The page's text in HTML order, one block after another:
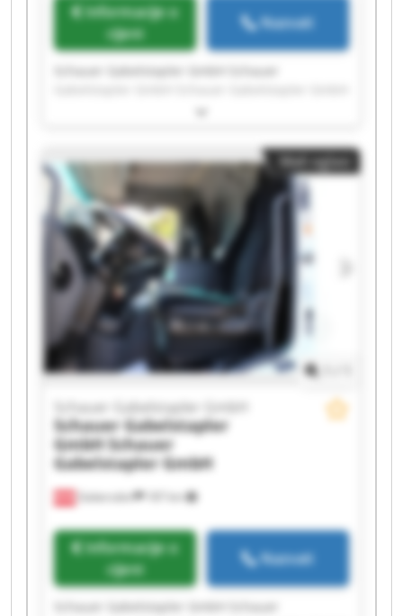
Informacije o
cijeni
Nazvati
Schauer Gabelstapler GmbH Schauer
Schauer Gabelstapler GmbH Schauer
Schauer Gabelstapler GmbH Schauer
Gabelstapler GmbH Schauer Gabelstapler GmbH
Schauer Gabelstapler GmbH Schauer
Gabelstapler GmbH Schauer Gabelstapler GmbH
Schauer Gabelstapler GmbH Schauer
Gabelstapler GmbH Schauer Gabelstapler GmbH
Schauer Gabelstapler GmbH Schauer
Gabelstapler GmbH Schauer Gabelstapler GmbH
Schauer Gabelstapler GmbH Schauer
Gabelstapler GmbH
Mali oglasi
Gabersdorf 187 km
Schauer Gabelstapler GmbH
Schauer Gabelstapler
GmbH Schauer
Gabelstapler GmbH
Informacije o
cijeni
Nazvati
Schauer Gabelstapler GmbH Schauer